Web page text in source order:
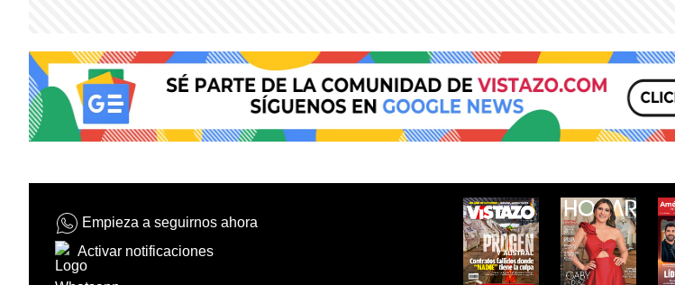
Empieza a seguirnos ahora
Activar notificaciones